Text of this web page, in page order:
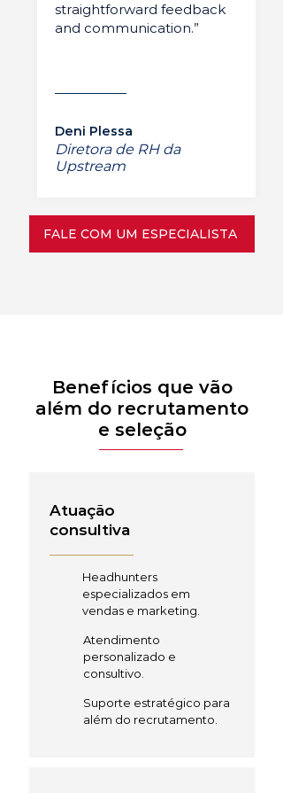
straightforward feedback
and communication.”
Deni Plessa
Diretora de RH da
Upstream
FALE COM UM ESPECIALISTA
Benefícios que vão
além do recrutamento
e seleção
Atuação
consultiva
Headhunters
especializados em
vendas e marketing.
Atendimento
personalizado e
consultivo.
Suporte estratégico para
além do recrutamento.